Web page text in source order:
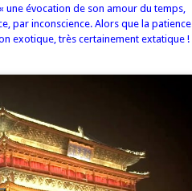
une évocation de son amour du temps,
par inconscience. Alors que la patience
exotique, très certainement extatique !